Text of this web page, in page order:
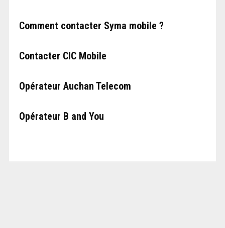
Comment contacter Syma mobile ?
Contacter CIC Mobile
Opérateur Auchan Telecom
Opérateur B and You